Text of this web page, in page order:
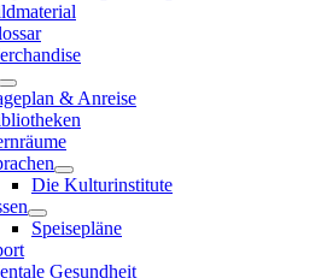
& Anreise
Die Kulturinstitute
Speisepläne
Gesundheit